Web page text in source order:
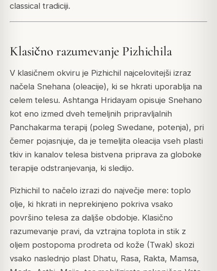
classical tradiciji.
Klasično razumevanje Pizhichila
V klasičnem okviru je Pizhichil najcelovitejši izraz
načela Snehana (oleacije), ki se hkrati uporablja na
celem telesu. Ashtanga Hridayam opisuje Snehano
kot eno izmed dveh temeljnih pripravljalnih
Panchakarma terapij (poleg Swedane, potenja), pri
čemer pojasnjuje, da je temeljita oleacija vseh plasti
tkiv in kanalov telesa bistvena priprava za globoke
terapije odstranjevanja, ki sledijo.
Pizhichil to načelo izrazi do največje mere: toplo
olje, ki hkrati in neprekinjeno pokriva vsako
površino telesa za daljše obdobje. Klasično
razumevanje pravi, da vztrajna toplota in stik z
oljem postopoma prodreta od kože (Twak) skozi
vsako naslednjo plast Dhatu, Rasa, Rakta, Mamsa,